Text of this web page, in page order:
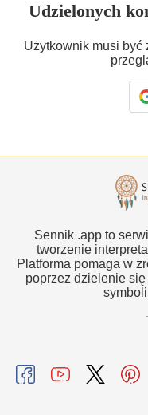
Udzielonych
Użytkownik musi być
Sennik .app to
tworzenie
Platforma pomaga w
poprzez dzielenie